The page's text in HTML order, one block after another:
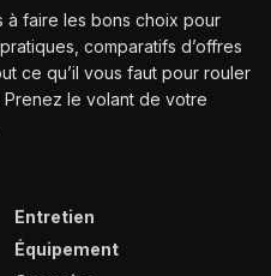
à faire les bons choix pour
comparatifs d’offres
ce qu’il vous faut pour rouler
Prenez le volant de votre
Entretien
Équipement